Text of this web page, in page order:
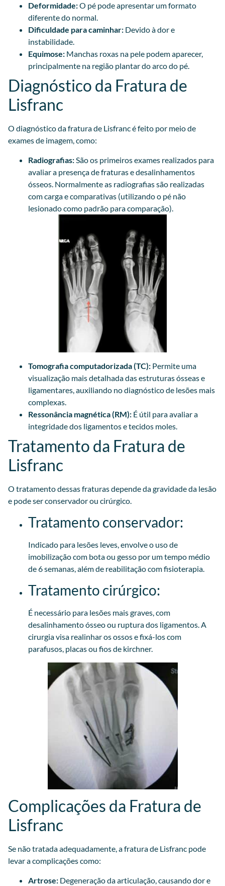
Deformidade:O pé pode apresentar um formato
diferente do normal.
Dificuldade para caminhar: Devido à dor e
instabilidade.
Equimose: Manchas roxas na pele podem aparecer,
principalmente na região plantar do arco do pé.
Diagnóstico da Fratura de
Lisfranc
O diagnóstico da fratura de Lisfranc é feito por meio de
exames de imagem, como:
Radiografias: São os primeiros exames realizados para
avaliar a presença de fraturas e desalinhamentos
ósseos. Normalmente as radiografias são realizadas
com carga e comparativas (utilizando o pé não
lesionado como padrão para comparação).
Tomografia computadorizada (TC): Permite uma
visualização mais detalhada das estruturas ósseas e
ligamentares, auxiliando no diagnóstico de lesões mais
complexas.
Ressonância magnética (RM): É útil para avaliar a
integridade dos ligamentos e tecidos moles.
Tratamento da Fratura de
Lisfranc
O tratamento dessas fraturas depende da gravidade da lesão
e pode ser conservador ou cirúrgico.
Tratamento conservador:
Indicado para lesões leves, envolve o uso de
imobilização com bota ou gesso por um tempo médio
de 6 semanas, além de reabilitação com fisioterapia.
Tratamento cirúrgico:
É necessário para lesões mais graves, com
desalinhamento ósseo ou ruptura dos ligamentos. A
cirurgia visa realinhar os ossos e fixá-los com
parafusos, placas ou fios de kirchner.
Complicações da Fratura de
Lisfranc
Se não tratada adequadamente, a fratura de Lisfranc pode
levar a complicações como:
Artrose: Degeneração da articulação, causando dor e